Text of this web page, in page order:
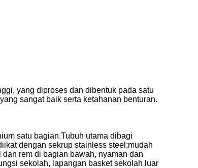
yang diproses dan dibentuk pada satu
sangat baik serta ketahanan benturan.
satu bagian.Tubuh utama dibagi
dengan sekrup stainless steel;mudah
rem di bagian bawah, nyaman dan
sekolah, lapangan basket sekolah luar